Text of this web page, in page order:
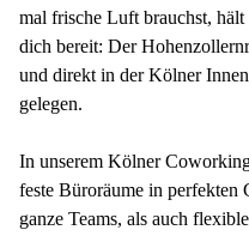
mal frische Luft brauchst,
dich bereit: Der
und direkt in der Kölner
gelegen.
In unserem Kölner
feste Büroräume in perfekten
ganze Teams, als auch